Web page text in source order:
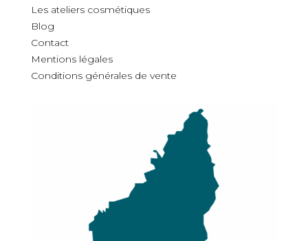
Les ateliers cosmétiques
Blog
Contact
Mentions légales
Conditions générales de vente